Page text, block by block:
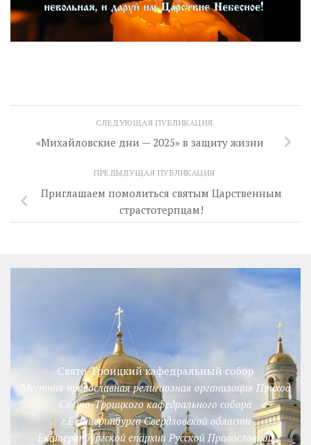
СЛЕДУЮЩАЯ ПУБЛИКАЦИЯ
«Михайловские дни — 2025» в защиту жизни
ПРЕДЫДУЩАЯ ПУБЛИКАЦИЯ
Приглашаем помолиться святым Царственным
страстотерпцам!
Свято-Троицкий кафедральный собор
Местная православная религиозная организация Приход
Свято-Троицкого кафедрального собора
г.Екатеринбурга Свердловской области
Екатеринбургской епархии Русской Православной